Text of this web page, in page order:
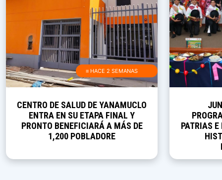
≡ HACE 2 SEMANAS
CENTRO DE SALUD DE YANAMUCLO
ENTRA EN SU ETAPA FINAL Y
PRONTO BENEFICIARÁ A MÁS DE
1,200 POBLADORE
PATRIAS